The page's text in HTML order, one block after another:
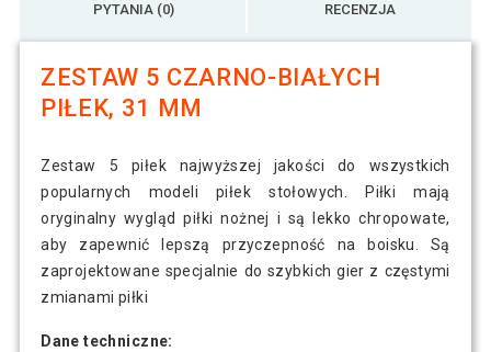
PYTANIA (0) RECENZJA
ZESTAW 5 CZARNO-BIAŁYCH
PIŁEK, 31 MM
Zestaw 5 piłek najwyższej jakości do wszystkich
popularnych modeli piłek stołowych. Piłki mają
oryginalny wygląd piłki nożnej i są lekko chropowate,
aby zapewnić lepszą przyczepność na boisku. Są
zaprojektowane specjalnie do szybkich gier z częstymi
zmianami piłki
Dane techniczne: